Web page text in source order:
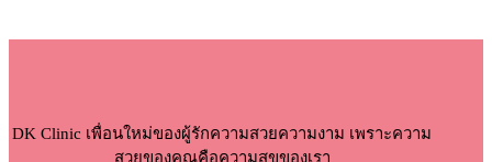
DK Clinic เพื่อนใหม่ของผู้รักความสวยความงาม เพราะความ
สวยของคุณคือความสุขของเรา